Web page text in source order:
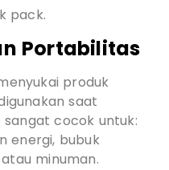
pack.
Portabilitas
produk
saat
cocok untuk:
energi, bubuk
minuman.